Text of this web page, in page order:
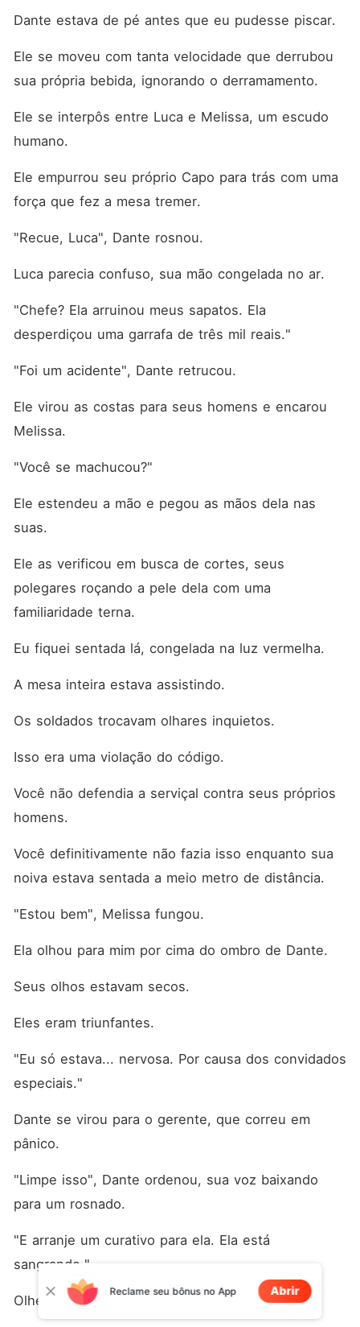
Dante estava de pé antes que eu pudesse piscar.
Ele se moveu com tanta velocidade que derrubou
sua própria bebida, ignorando o derramamento.
Ele se interpôs entre Luca e Melissa, um escudo
humano.
Ele empurrou seu próprio Capo para trás com uma
força que fez a mesa tremer.
"Recue, Luca", Dante rosnou.
Luca parecia confuso, sua mão congelada no ar.
"Chefe? Ela arruinou meus sapatos. Ela
desperdiçou uma garrafa de três mil reais."
"Foi um acidente", Dante retrucou.
Ele virou as costas para seus homens e encarou
Melissa.
"Você se machucou?"
Ele estendeu a mão e pegou as mãos dela nas
suas.
Ele as verificou em busca de cortes, seus
polegares roçando a pele dela com uma
familiaridade terna.
Eu fiquei sentada lá, congelada na luz vermelha.
A mesa inteira estava assistindo.
Os soldados trocavam olhares inquietos.
Isso era uma violação do código.
Você não defendia a serviçal contra seus próprios
homens.
Você definitivamente não fazia isso enquanto sua
noiva estava sentada a meio metro de distância.
"Estou bem", Melissa fungou.
Ela olhou para mim por cima do ombro de Dante.
Seus olhos estavam secos.
Eles eram triunfantes.
"Eu só estava... nervosa. Por causa dos convidados
especiais."
Dante se virou para o gerente, que correu em
pânico.
"Limpe isso", Dante ordenou, sua voz baixando
para um rosnado.
"E arranje um curativo para ela. Ela está
sangrando."
Olhei de perto.
Reclame seu bônus no App Abrir